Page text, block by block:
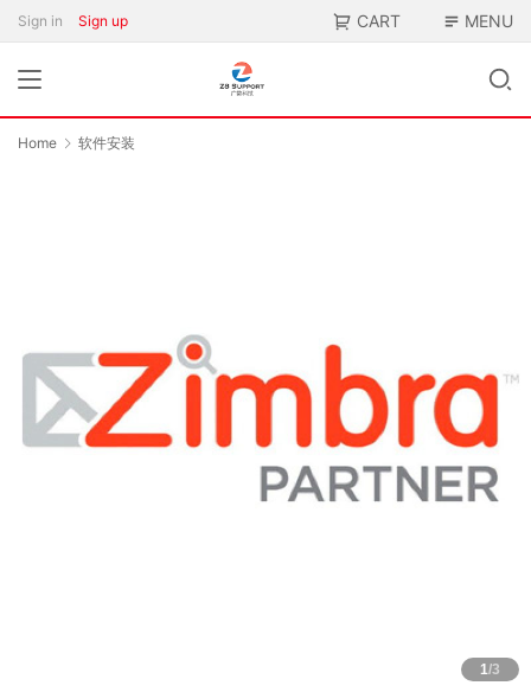
Sign in Sign up CART MENU
Home 软件安装
1/3